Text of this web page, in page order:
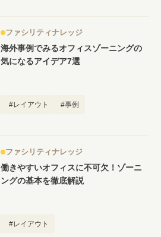
ファシリティナレッジ
海外事例でみるオフィスゾーニングの
気になるアイデア7選
#レイアウト #事例
ファシリティナレッジ
働きやすいオフィスに不可欠！ゾーニ
ングの基本を徹底解説
#レイアウト